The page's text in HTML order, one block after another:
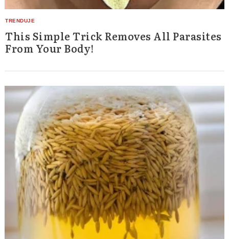
This Simple Trick Removes All Parasites
From Your Body!
Search
for: